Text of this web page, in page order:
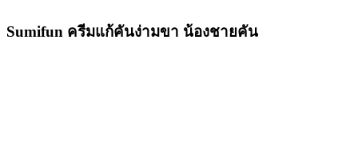
Sumifun ครีมแก้คันง่ามขา น้องชายคัน